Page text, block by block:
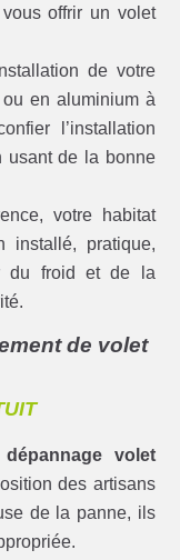
offrir un volet
de votre
en aluminium à
l’installation
usant de la bonne
votre habitat
installé, pratique,
du froid et de la
de volet
dépannage volet
des artisans
de la panne, ils